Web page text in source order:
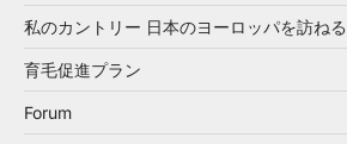
私のカントリー 日本のヨーロッパを訪ねる
育毛促進プラン
Forum